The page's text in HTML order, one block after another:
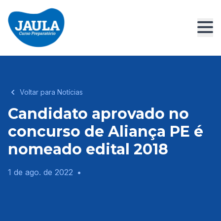
Voltar para Notícias
Candidato aprovado no
concurso de Aliança PE é
nomeado edital 2018
1 de ago. de 2022 •